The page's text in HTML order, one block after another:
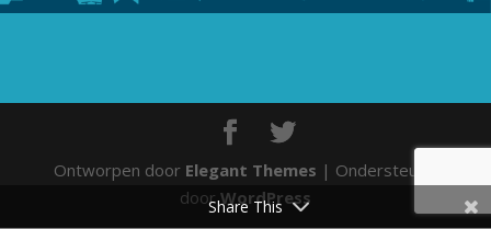
Ontworpen door Elegant Themes | Ondersteund
doorWordPress
Share This